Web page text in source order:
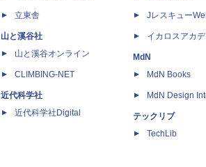
立東舎
山と溪谷社
山と溪谷オンライン
CLIMBING-NET
近代科学社
近代科学社Digital
Jレスキュー
イカロスアカ
MdN
MdN Books
MdN Design
テックリブ
TechLib